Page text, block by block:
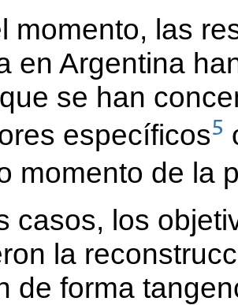
momento, las
en Argentina
se han
específicos5
momento de la
casos, los
la
de forma